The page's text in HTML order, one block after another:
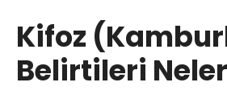
Kifoz
Belirtileri